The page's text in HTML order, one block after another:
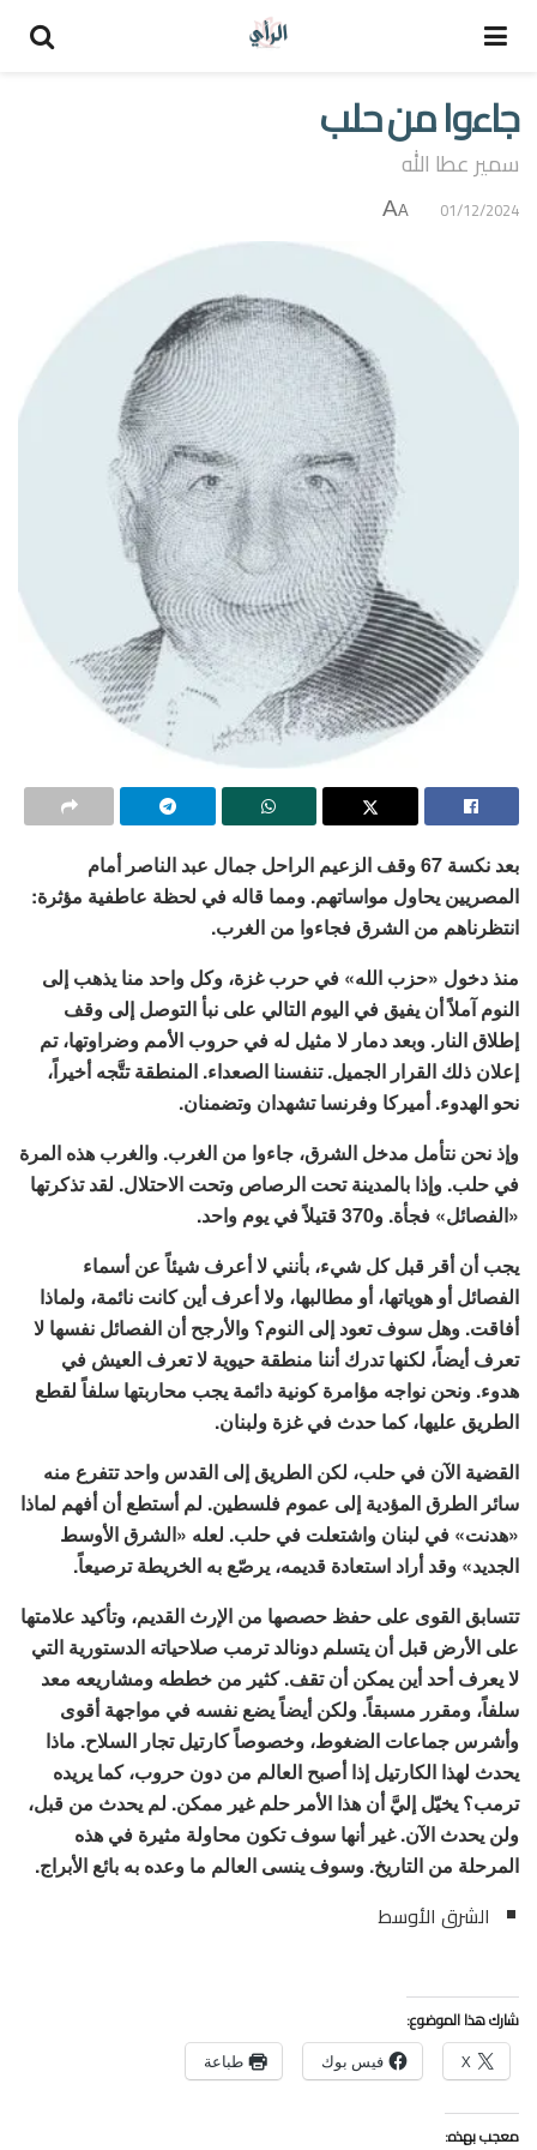
جاءوا من حلب
سمير عطا الله
01/12/2024
A
A
بعد نكسة 67 وقف الزعيم الراحل جمال عبد الناصر أمام
المصريين يحاول مواساتهم. ومما قاله في لحظة عاطفية مؤثرة:
انتظرناهم من الشرق فجاءوا من الغرب.
منذ دخول «حزب الله» في حرب غزة، وكل واحد منا يذهب إلى
النوم آملاً أن يفيق في اليوم التالي على نبأ التوصل إلى وقف
إطلاق النار. وبعد دمار لا مثيل له في حروب الأمم وضراوتها، تم
إعلان ذلك القرار الجميل. تنفسنا الصعداء. المنطقة تتَّجه أخيراً،
نحو الهدوء. أميركا وفرنسا تشهدان وتضمنان.
وإذ نحن نتأمل مدخل الشرق، جاءوا من الغرب. والغرب هذه المرة
في حلب. وإذا بالمدينة تحت الرصاص وتحت الاحتلال. لقد تذكرتها
«الفصائل» فجأة. و370 قتيلاً في يوم واحد.
يجب أن أقر قبل كل شيء، بأنني لا أعرف شيئاً عن أسماء
الفصائل أو هوياتها، أو مطالبها، ولا أعرف أين كانت نائمة، ولماذا
أفاقت. وهل سوف تعود إلى النوم؟ والأرجح أن الفصائل نفسها لا
تعرف أيضاً، لكنها تدرك أننا منطقة حيوية لا تعرف العيش في
هدوء. ونحن نواجه مؤامرة كونية دائمة يجب محاربتها سلفاً لقطع
الطريق عليها، كما حدث في غزة ولبنان.
القضية الآن في حلب، لكن الطريق إلى القدس واحد تتفرع منه
سائر الطرق المؤدية إلى عموم فلسطين. لم أستطع أن أفهم لماذا
«هدنت» في لبنان واشتعلت في حلب. لعله «الشرق الأوسط
الجديد» وقد أراد استعادة قديمه، يرصّع به الخريطة ترصيعاً.
تتسابق القوى على حفظ حصصها من الإرث القديم، وتأكيد علامتها
على الأرض قبل أن يتسلم دونالد ترمب صلاحياته الدستورية التي
لا يعرف أحد أين يمكن أن تقف. كثير من خططه ومشاريعه معد
سلفاً، ومقرر مسبقاً. ولكن أيضاً يضع نفسه في مواجهة أقوى
وأشرس جماعات الضغوط، وخصوصاً كارتيل تجار السلاح. ماذا
يحدث لهذا الكارتيل إذا أصبح العالم من دون حروب، كما يريده
ترمب؟ يخيّل إليَّ أن هذا الأمر حلم غير ممكن. لم يحدث من قبل،
ولن يحدث الآن. غير أنها سوف تكون محاولة مثيرة في هذه
المرحلة من التاريخ. وسوف ينسى العالم ما وعده به بائع الأبراج.
الشرق الأوسط
شارك هذا الموضوع:
X فيس بوك طباعة
معجب بهذه: